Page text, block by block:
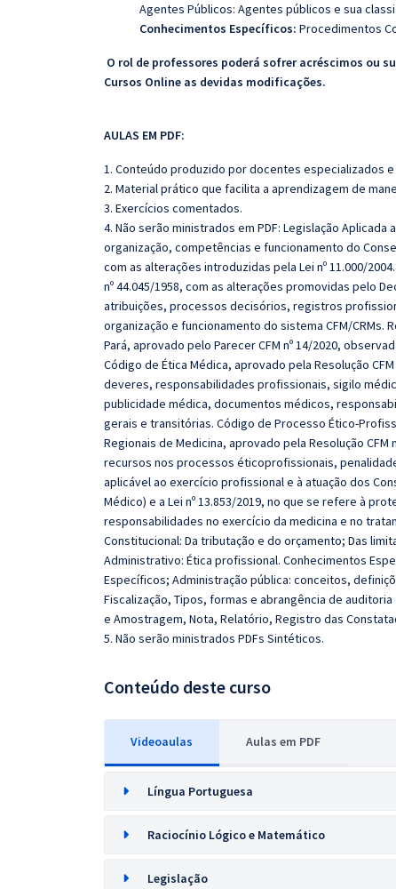
Agentes Públicos: Agentes públicos e sua
Conhecimentos Específicos: Procedimentos
O rol de professores poderá sofrer acréscimos ou
Cursos Online as devidas modificações.
AULAS EM PDF:
1. Conteúdo produzido por docentes especializados
2. Material prático que facilita a aprendizagem de
3. Exercícios comentados.
4. Não serão ministrados em PDF: Legislação Aplicada
organização, competências e funcionamento do
com as alterações introduzidas pela Lei nº 11.000/
nº 44.045/1958, com as alterações promovidas pelo
atribuições, processos decisórios, registros
organização e funcionamento do sistema CFM/CRMs.
Pará, aprovado pelo Parecer CFM nº 14/2020,
Código de Ética Médica, aprovado pela Resolução
deveres, responsabilidades profissionais, sigilo
publicidade médica, documentos médicos,
gerais e transitórias. Código de Processo Ético-
Regionais de Medicina, aprovado pela Resolução
recursos nos processos éticoprofissionais,
aplicável ao exercício profissional e à atuação dos
Médico) e a Lei nº 13.853/2019, no que se refere à
responsabilidades no exercício da medicina e no
Constitucional: Da tributação e do orçamento; Das
Administrativo: Ética profissional. Conhecimentos
Específicos; Administração pública: conceitos,
Fiscalização, Tipos, formas e abrangência de
e Amostragem, Nota, Relatório, Registro das
5. Não serão ministrados PDFs Sintéticos.
Conteúdo deste curso
Videoaulas Aulas em PDF
Língua Portuguesa
Raciocínio Lógico e Matemático
Legislação